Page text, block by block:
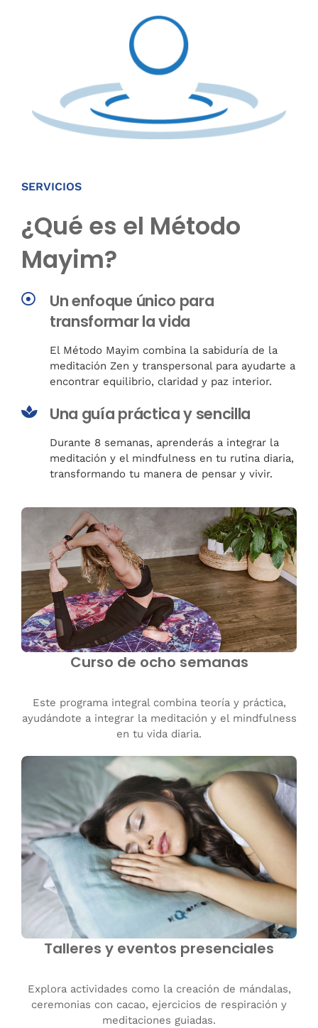
SERVICIOS
¿Qué es el Método
Mayim?
Un enfoque único para
transformar la vida
El Método Mayim combina la sabiduría de la
meditación Zen y transpersonal para ayudarte a
encontrar equilibrio, claridad y paz interior.
Una guía práctica y sencilla
Durante 8 semanas, aprenderás a integrar la
meditación y el mindfulness en tu rutina diaria,
transformando tu manera de pensar y vivir.
Curso de ocho semanas
Este programa integral combina teoría y práctica,
ayudándote a integrar la meditación y el mindfulness
en tu vida diaria.
Talleres y eventos presenciales
Explora actividades como la creación de mándalas,
ceremonias con cacao, ejercicios de respiración y
meditaciones guiadas.